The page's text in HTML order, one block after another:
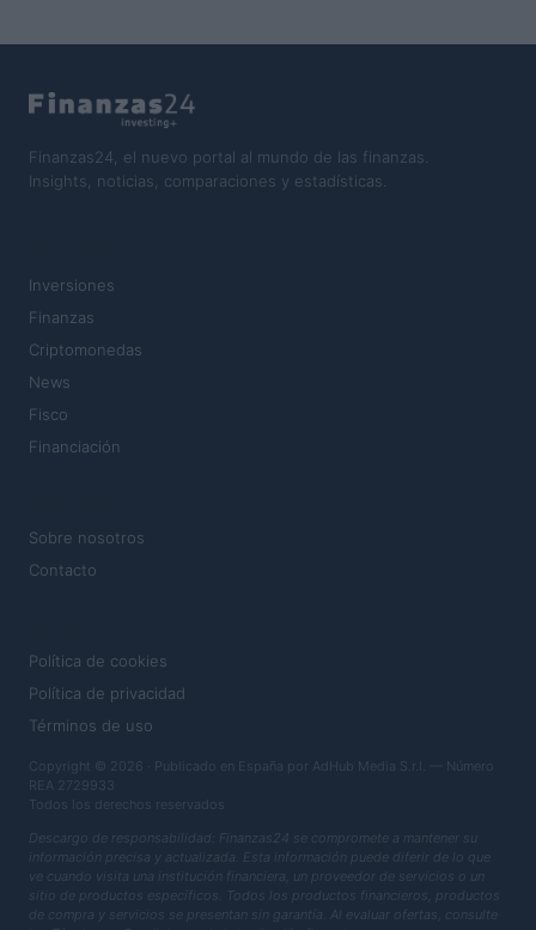
Finanzas24, el nuevo portal al mundo de las finanzas.
Insights, noticias, comparaciones y estadísticas.
Inversiones
Finanzas
Criptomonedas
News
Fisco
Financiación
Sobre nosotros
Contacto
Política de cookies
Política de privacidad
Términos de uso
Copyright © 2026 · Publicado en España por AdHub Media S.r.l. — Número
REA 2729933
Todos los derechos reservados
Descargo de responsabilidad: Finanzas24 se compromete a mantener su
información precisa y actualizada. Esta información puede diferir de lo que
ve cuando visita una institución financiera, un proveedor de servicios o un
sitio de productos específicos. Todos los productos financieros, productos
de compra y servicios se presentan sin garantía. Al evaluar ofertas, consulte